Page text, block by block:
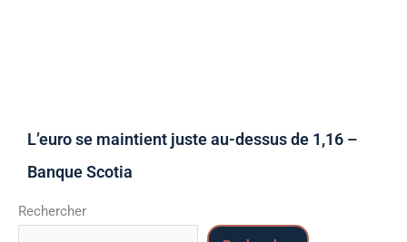
L’euro se maintient juste au-dessus de 1,16 –
Banque Scotia
Rechercher